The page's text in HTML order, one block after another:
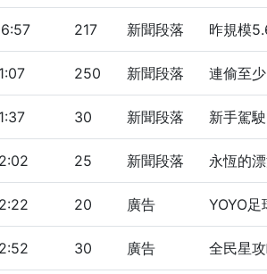
217 新聞段落 昨規模
250 新聞段落 連偷至
30 新聞段落 新手駕
25 新聞段落 永恆的
20 廣告 YOYO
30 廣告 全民星